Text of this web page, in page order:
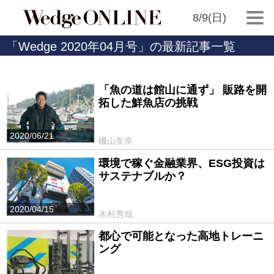
8/9(日)
「Wedge 2020年04月号」の最新記事一覧
2020/06/21
「魚の道は館山に通ず」 販路を開
拓した鮮魚店の挑戦
磯山友幸
2020/04/15
環境で稼ぐ金融業界、ESG投資は
サステナブルか？
木村秀哉
都心で可能となった高地トレーニ
ング